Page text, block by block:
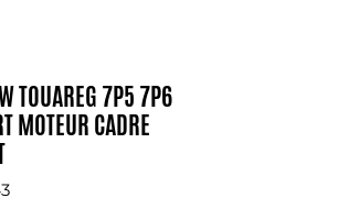
TOUAREG 7P5 7P6
MOTEUR CADRE